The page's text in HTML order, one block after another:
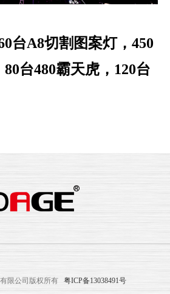
台A8切割图案灯，450
台480霸天虎，120台
限公司版权所有 粤ICP备13038491号